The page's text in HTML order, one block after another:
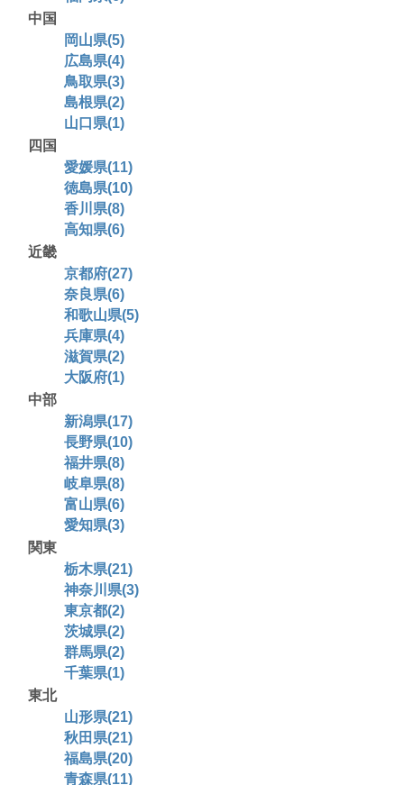
中国
岡山県(5)
広島県(4)
鳥取県(3)
島根県(2)
山口県(1)
四国
愛媛県(11)
徳島県(10)
香川県(8)
高知県(6)
近畿
京都府(27)
奈良県(6)
和歌山県(5)
兵庫県(4)
滋賀県(2)
大阪府(1)
中部
新潟県(17)
長野県(10)
福井県(8)
岐阜県(8)
富山県(6)
愛知県(3)
関東
栃木県(21)
神奈川県(3)
東京都(2)
茨城県(2)
群馬県(2)
千葉県(1)
東北
山形県(21)
秋田県(21)
福島県(20)
青森県(11)